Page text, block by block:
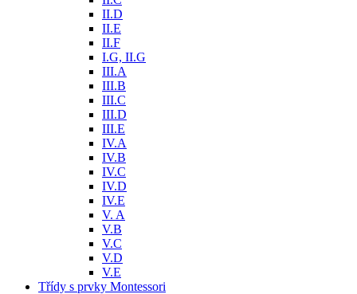
II.D
II.E
II.F
I.G, II.G
III.A
III.B
III.C
III.D
III.E
IV.A
IV.B
IV.C
IV.D
IV.E
V. A
V.B
V.C
V.D
V.E
Třídy s prvky Montessori